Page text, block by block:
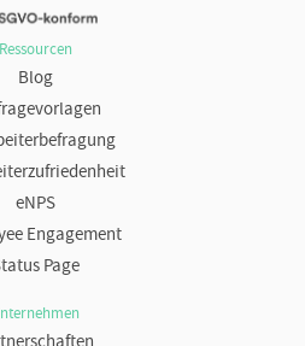
Ressourcen
Blog
eNPS
Engagement
Page